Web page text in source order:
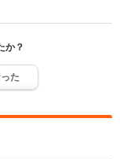
か？
た